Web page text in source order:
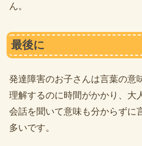
ん。
最後に
発達障害のお子さんは言葉の意
理解するのに時間がかかり、大
会話を聞いて意味も分からずに
多いです。